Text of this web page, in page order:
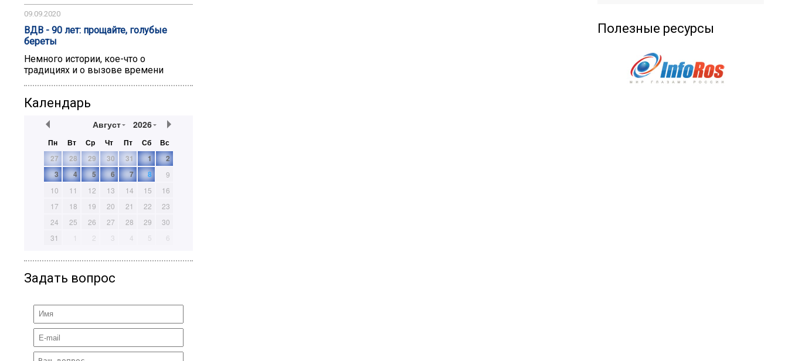
09.09.2020
ВДВ - 90 лет: прощайте, голубые
береты
Немного истории, кое-что о
традициях и о вызове времени
Календарь
Август 2026
Пн Вт Ср Чт Пт Сб
Вс
27
28 29 30 31 1
2
3
4 5 6 7 8
9
10
11 12 13 14 15
16
17
18 19 20 21 22
23
24
25 26 27 28 29
30
31
1 2 3 4 5 6
Задать вопрос
Полезные ресурсы